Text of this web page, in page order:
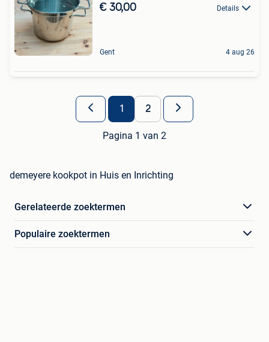
€ 30,00 Details
Gent 4 aug 26
1 2
Pagina 1 van 2
demeyere kookpot in Huis en Inrichting
Gerelateerde zoektermen
Populaire zoektermen